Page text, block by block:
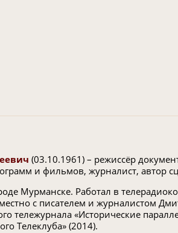
(03.10.1961) – режиссёр
и фильмов, журналист, автор
Мурманске. Работал в
с писателем и журналистом
тележурнала «Исторические
Телеклуба» (2014).